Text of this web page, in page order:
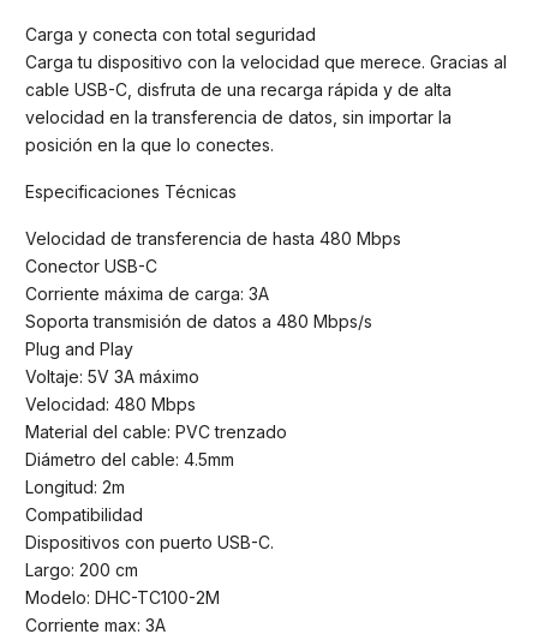
Carga y conecta con total seguridad
Carga tu dispositivo con la velocidad que merece. Gracias al
cable USB-C, disfruta de una recarga rápida y de alta
velocidad en la transferencia de datos, sin importar la
posición en la que lo conectes.
Especificaciones Técnicas
Velocidad de transferencia de hasta 480 Mbps
Conector USB-C
Corriente máxima de carga: 3A
Soporta transmisión de datos a 480 Mbps/s
Plug and Play
Voltaje: 5V 3A máximo
Velocidad: 480 Mbps
Material del cable: PVC trenzado
Diámetro del cable: 4.5mm
Longitud: 2m
Compatibilidad
Dispositivos con puerto USB-C.
Largo: 200 cm
Modelo: DHC-TC100-2M
Corriente max: 3A